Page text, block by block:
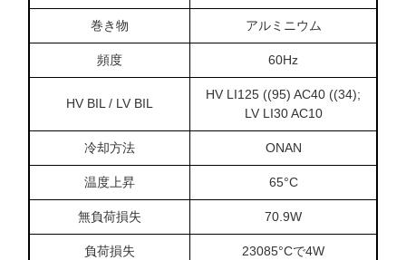
巻き物 アルミニウム
頻度 60Hz
HV BIL / LV BIL
HV LI125 ((95) AC40 ((34);
LV LI30 AC10
冷却方法 ONAN
温度上昇 65°C
無負荷損失 70.9W
負荷損失 23085°Cで4W